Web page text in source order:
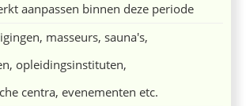
aanpassen binnen deze periode
masseurs, sauna's,
opleidingsinstituten,
centra, evenementen etc.